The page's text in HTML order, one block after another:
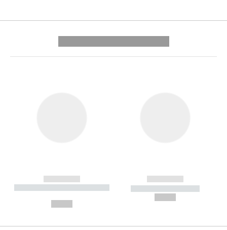
------------
----------- ----------- --------
------------
----------- -----------